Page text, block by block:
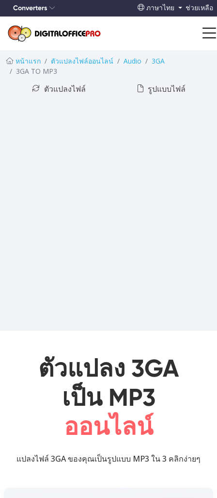
Converters ภาษาไทย ช่วยเหลือ
หน้าแรก ตัวแปลงไฟล์ออนไลน์ Audio
3GA
3GA TO MP3
ตัวแปลงไฟล์
รูปแบบไฟล์
ตัวแปลง 3GA
เป็น MP3
ออนไลน์
แปลงไฟล์ 3GA ของคุณเป็นรูปแบบ MP3 ใน 3 คลิกง่ายๆ